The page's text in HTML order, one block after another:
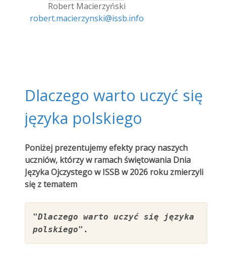
Robert Macierzyński
robert.macierzynski@issb.info
Dlaczego warto uczyć się
języka polskiego
Poniżej prezentujemy efekty pracy naszych
uczniów, którzy w ramach świętowania Dnia
Języka Ojczystego w ISSB w 2026 roku zmierzyli
się z tematem
"Dlaczego warto uczyć się języka
polskiego" .